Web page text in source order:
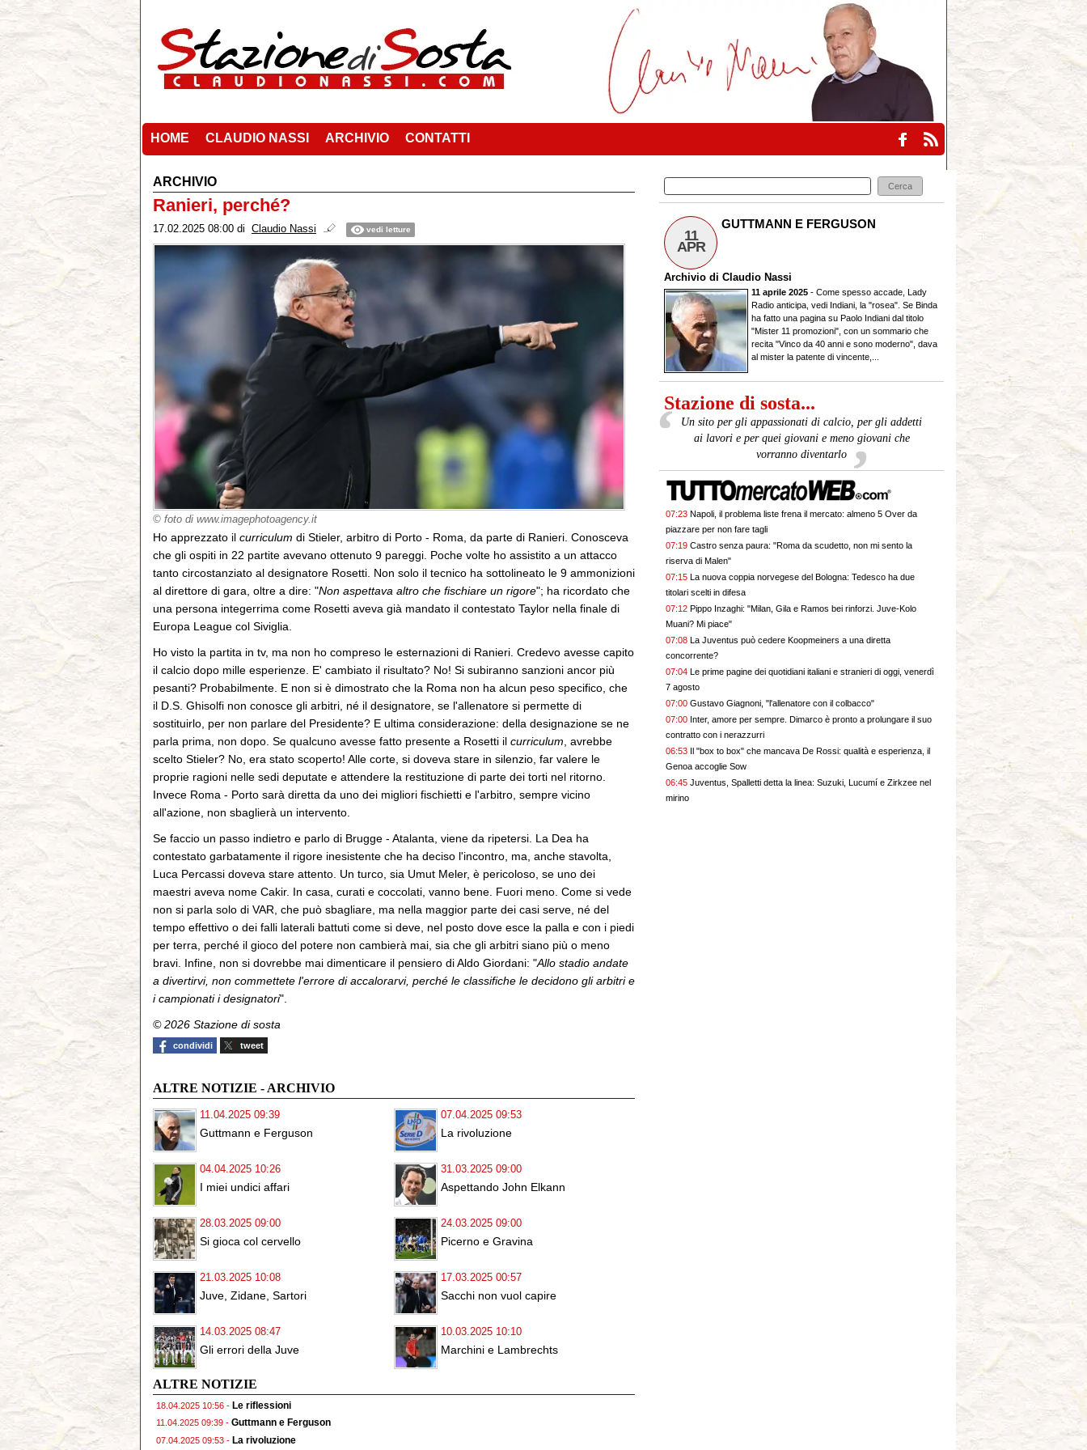
HOME CLAUDIO NASSI ARCHIVIO CONTATTI
ARCHIVIO
Ranieri, perché?
17.02.2025 08:00 di Claudio Nassi vedi letture
© foto di www.imagephotoagency.it
Ho apprezzato il curriculum di Stieler, arbitro di Porto - Roma, da parte di Ranieri. Conosceva
che gli ospiti in 22 partite avevano ottenuto 9 pareggi. Poche volte ho assistito a un attacco
tanto circostanziato al designatore Rosetti. Non solo il tecnico ha sottolineato le 9 ammonizioni
al direttore di gara, oltre a dire: "Non aspettava altro che fischiare un rigore"; ha ricordato che
una persona integerrima come Rosetti aveva già mandato il contestato Taylor nella finale di
Europa League col Siviglia.
Ho visto la partita in tv, ma non ho compreso le esternazioni di Ranieri. Credevo avesse capito
il calcio dopo mille esperienze. E' cambiato il risultato? No! Si subiranno sanzioni ancor più
pesanti? Probabilmente. E non si è dimostrato che la Roma non ha alcun peso specifico, che
il D.S. Ghisolfi non conosce gli arbitri, né il designatore, se l'allenatore si permette di
sostituirlo, per non parlare del Presidente? E ultima considerazione: della designazione se ne
parla prima, non dopo. Se qualcuno avesse fatto presente a Rosetti il curriculum , avrebbe
scelto Stieler? No, era stato scoperto! Alle corte, si doveva stare in silenzio, far valere le
proprie ragioni nelle sedi deputate e attendere la restituzione di parte dei torti nel ritorno.
Invece Roma - Porto sarà diretta da uno dei migliori fischietti e l'arbitro, sempre vicino
all'azione, non sbaglierà un intervento.
Se faccio un passo indietro e parlo di Brugge - Atalanta, viene da ripetersi. La Dea ha
contestato garbatamente il rigore inesistente che ha deciso l'incontro, ma, anche stavolta,
Luca Percassi doveva stare attento. Un turco, sia Umut Meler, è pericoloso, se uno dei
maestri aveva nome Cakir. In casa, curati e coccolati, vanno bene. Fuori meno. Come si vede
non si parla solo di VAR, che può sbagliare, ma nella maggior parte dei casi serve, né del
tempo effettivo o dei falli laterali battuti come si deve, nel posto dove esce la palla e con i piedi
per terra, perché il gioco del potere non cambierà mai, sia che gli arbitri siano più o meno
bravi. Infine, non si dovrebbe mai dimenticare il pensiero di Aldo Giordani: "Allo stadio andate
a divertirvi, non commettete l'errore di accalorarvi, perché le classifiche le decidono gli arbitri e
i campionati i designatori".
© 2026 Stazione di sosta
condividi tweet
ALTRE NOTIZIE - ARCHIVIO
11.04.2025 09:39
Guttmann e Ferguson
07.04.2025 09:53
La rivoluzione
04.04.2025 10:26
I miei undici affari
31.03.2025 09:00
Aspettando John Elkann
28.03.2025 09:00
Si gioca col cervello
24.03.2025 09:00
Picerno e Gravina
21.03.2025 10:08
Juve, Zidane, Sartori
17.03.2025 00:57
Sacchi non vuol capire
14.03.2025 08:47
Gli errori della Juve
10.03.2025 10:10
Marchini e Lambrechts
ALTRE NOTIZIE
18.04.2025 10:56 - Le riflessioni
11.04.2025 09:39 - Guttmann e Ferguson
07.04.2025 09:53 - La rivoluzione
11
APR
GUTTMANN E FERGUSON
Archivio di Claudio Nassi
11 aprile 2025 - Come spesso accade, Lady
Radio anticipa, vedi Indiani, la "rosea". Se Binda
ha fatto una pagina su Paolo Indiani dal titolo
"Mister 11 promozioni", con un sommario che
recita "Vinco da 40 anni e sono moderno", dava
al mister la patente di vincente,...
Stazione di sosta...
Un sito per gli appassionati di calcio, per gli addetti
ai lavori e per quei giovani e meno giovani che
vorranno diventarlo
07:23 Napoli, il problema liste frena il mercato: almeno 5 Over da
piazzare per non fare tagli
07:19 Castro senza paura: "Roma da scudetto, non mi sento la
riserva di Malen"
07:15 La nuova coppia norvegese del Bologna: Tedesco ha due
titolari scelti in difesa
07:12 Pippo Inzaghi: "Milan, Gila e Ramos bei rinforzi. Juve-Kolo
Muani? Mi piace"
07:08 La Juventus può cedere Koopmeiners a una diretta
concorrente?
07:04 Le prime pagine dei quotidiani italiani e stranieri di oggi, venerdì
7 agosto
07:00 Gustavo Giagnoni, "l'allenatore con il colbacco"
07:00 Inter, amore per sempre. Dimarco è pronto a prolungare il suo
contratto con i nerazzurri
06:53 Il "box to box" che mancava De Rossi: qualità e esperienza, il
Genoa accoglie Sow
06:45 Juventus, Spalletti detta la linea: Suzuki, Lucumí e Zirkzee nel
mirino